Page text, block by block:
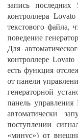
запись
контроллера
текстового файла,
поведение
Для
контроллере
есть функция
от панели
генераторной
панель
автоматически
поступлении
«минус») от